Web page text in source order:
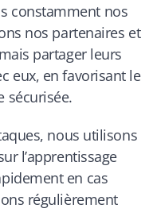
constamment nos
nos partenaires et
partager leurs
eux, en favorisant le
sécurisée.
nous utilisons
l’apprentissage
en cas
régulièrement